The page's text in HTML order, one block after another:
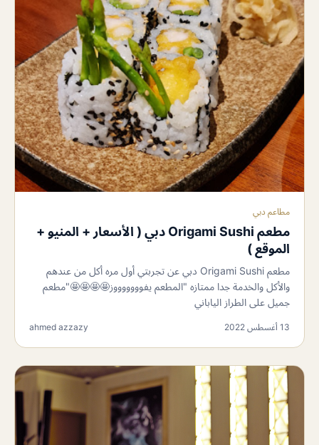
مطاعم دبي
مطعم Origami Sushi دبي ( الأسعار + المنيو +
الموقع )
مطعم Origami Sushi دبي عن تجربتي أول مره أكل من عندهم
والأكل والخدمة جدا ممتازه "المطعم يفوووووووز🤩🤩🤩🤩"مطعم
جميل على الطراز الياباني
13 أغسطس 2022 ahmed azzazy